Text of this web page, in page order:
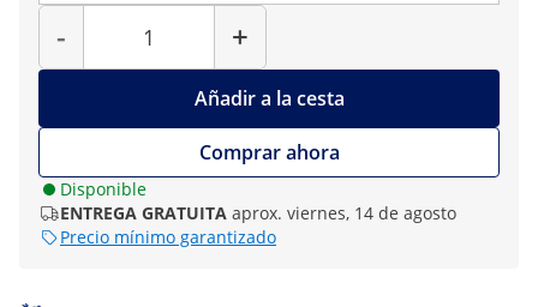
-
Cantidad
+
Añadir a la cesta
Comprar ahora
Disponible
ENTREGA GRATUITA aprox. viernes, 14 de agosto
Precio mínimo garantizado